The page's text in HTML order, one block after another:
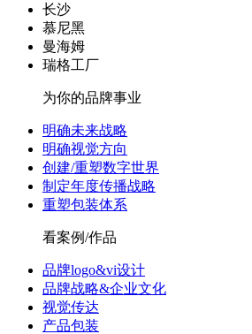
长沙
慕尼黑
曼海姆
瑞格工厂
为你的品牌事业
明确未来战略
明确视觉方向
创建/重塑数字世界
制定年度传播战略
重塑包装体系
看案例/作品
品牌logo&vi设计
品牌战略&企业文化
视觉传达
产品包装